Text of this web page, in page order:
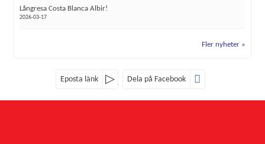
Långresa Costa Blanca Albir!
2026-03-17
Fler nyheter
Eposta länk Dela på Facebook